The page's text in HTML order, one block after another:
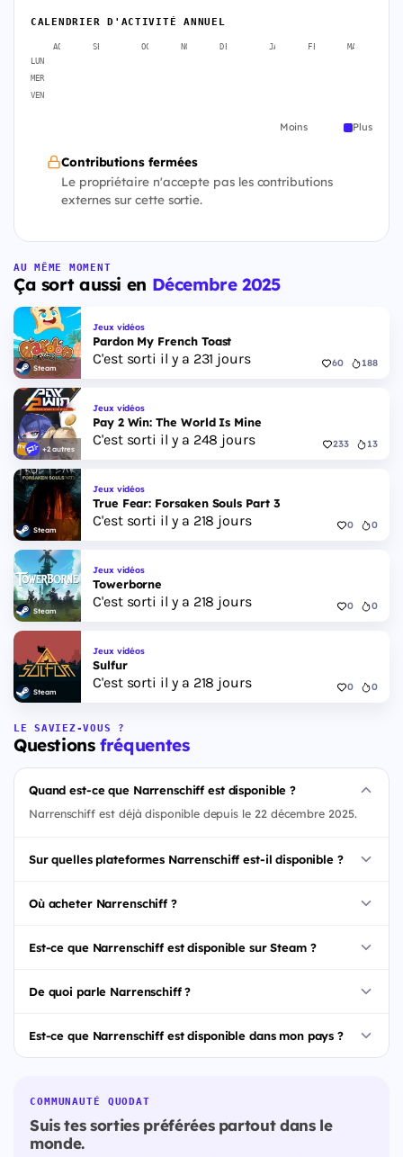
CALENDRIER D'ACTIVITÉ ANNUEL
AOÛT SEPT. OCT. NOV. DÉC. JANV. FÉVR. MARS
LUN
MER
VEN
Moins Plus
Contributions fermées
Le propriétaire n'accepte pas les contributions
externes sur cette sortie.
AU MÊME MOMENT
Ça sort aussi en Décembre 2025
Steam
Jeux vidéos
Pardon My French Toast
C'est sorti il y a 231 jours 60 188
+2 autres
Jeux vidéos
Pay 2 Win: The World Is Mine
C'est sorti il y a 248 jours 233 13
Steam
Jeux vidéos
True Fear: Forsaken Souls Part 3
C'est sorti il y a 218 jours 0 0
Steam
Jeux vidéos
Towerborne
C'est sorti il y a 218 jours 0 0
Steam
Jeux vidéos
Sulfur
C'est sorti il y a 218 jours 0 0
LE SAVIEZ-VOUS ?
Questionsfréquentes
Quand est-ce que Narrenschiff est disponible ?
Narrenschiff est déjà disponible depuis le 22 décembre 2025.
Sur quelles plateformes Narrenschiff est-il disponible ?
Où acheter Narrenschiff ?
Est-ce que Narrenschiff est disponible sur Steam ?
De quoi parle Narrenschiff ?
Est-ce que Narrenschiff est disponible dans mon pays ?
COMMUNAUTÉ QUODAT
Suis tes sorties préférées partout dans le
monde.